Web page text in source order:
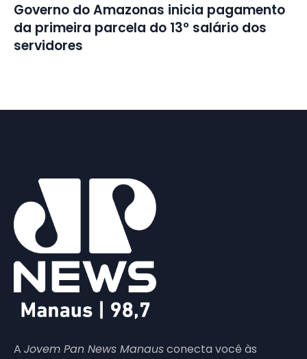
Governo do Amazonas inicia pagamento
da primeira parcela do 13º salário dos
servidores
A Jovem Pan News Manausconecta você às